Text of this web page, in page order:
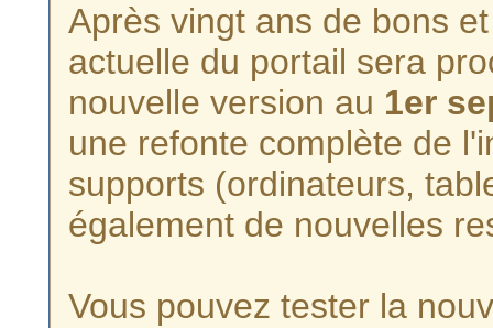
Après vingt ans de bons
actuelle du portail sera
nouvelle version au 1er
une refonte complète de
supports (ordinateurs,
également de nouvelles
Vous pouvez tester la